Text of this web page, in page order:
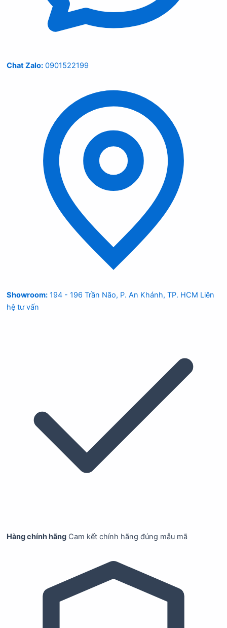
Chat Zalo: 0901522199
Showroom: 194 - 196 Trần Não, P. An Khánh, TP. HCM Liên
hệ tư vấn
Hàng chính hãng Cam kết chính hãng đúng mẫu mã